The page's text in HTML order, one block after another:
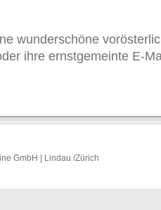
wunderschöne
ihre ernstgemeinte E-
GmbH | Lindau /Zürich